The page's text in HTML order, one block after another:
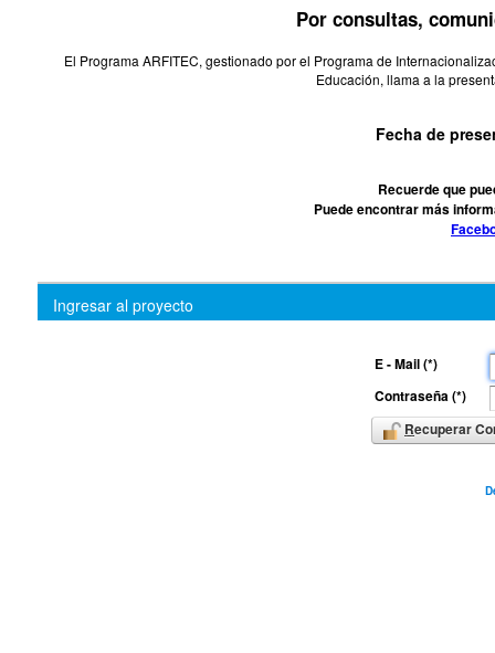
Por consultas,
El Programa ARFITEC, gestionado por el Programa de
Educación, llama a la
Fecha de
Recuerde que
Puede encontrar más
Ingresar al proyecto
E - Mail (*)
Contraseña (*)
Recuperar